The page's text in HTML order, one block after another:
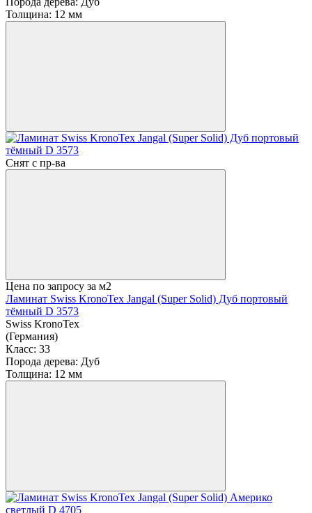
Толщина: 12 мм
Снят с пр-ва
Цена по запросу за м2
Ламинат Swiss KronoTex Jangal (Super Solid) Дуб портовый
тёмный D 3573
Swiss KronoTex
(Германия)
Класс: 33
Порода дерева: Дуб
Толщина: 12 мм